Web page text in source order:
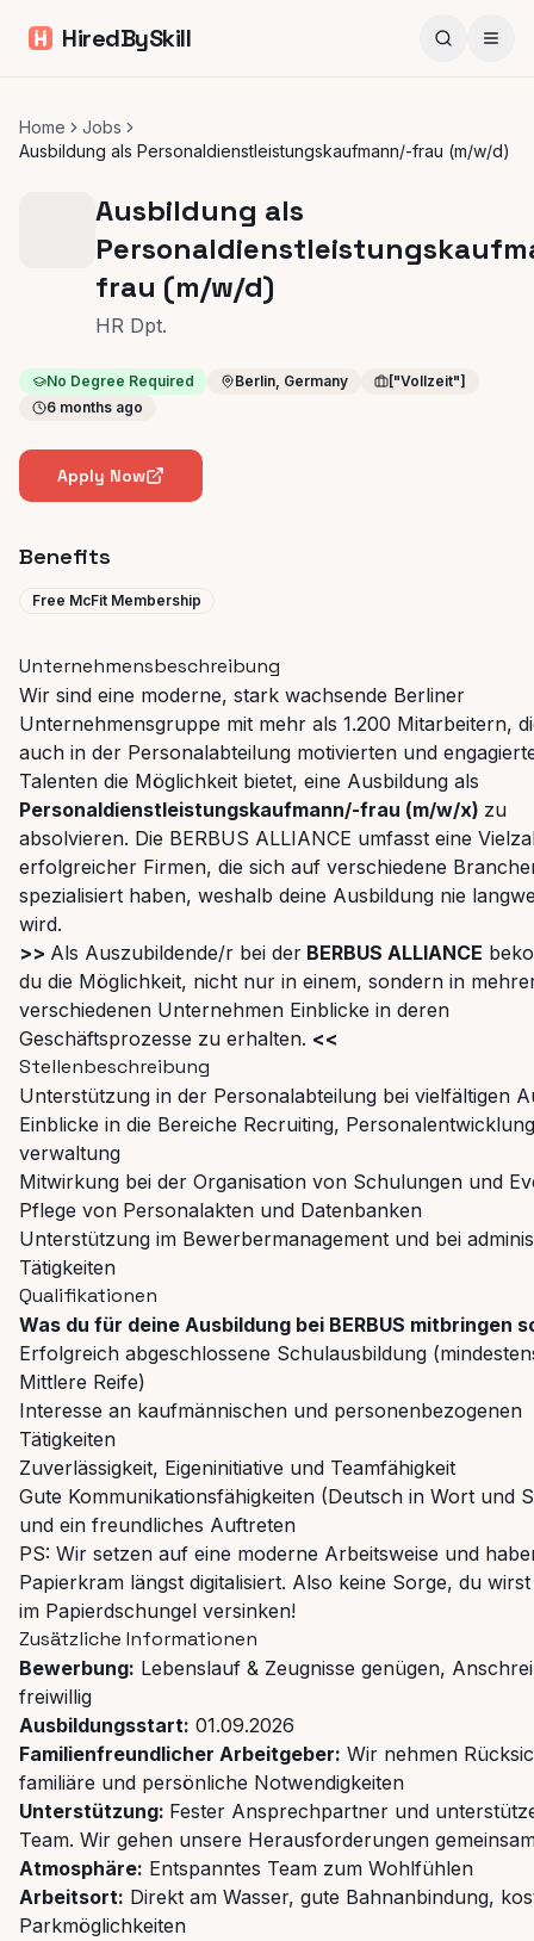
HiredBySkill
Home
Jobs
Ausbildung als Personaldienstleistungskaufmann/-frau (m/w/d)
Ausbildung als
frau (m/w/d)
HR Dpt.
No Degree Required Berlin, Germany
["Vollzeit"]
6 months ago
Apply Now
Benefits
Free McFit Membership
Unternehmensbeschreibung
Wir sind eine moderne, stark wachsende Berliner
Unternehmensgruppe mit mehr als 1.200 Mitarbeitern,
auch in der Personalabteilung motivierten und
Talenten die Möglichkeit bietet, eine Ausbildung als
Personaldienstleistungskaufmann/-frau (m/w/x) zu
absolvieren. Die BERBUS ALLIANCE umfasst eine
erfolgreicher Firmen, die sich auf verschiedene
spezialisiert haben, weshalb deine Ausbildung nie
wird.
>> Als Auszubildende/r bei der BERBUS ALLIANCE
du die Möglichkeit, nicht nur in einem, sondern in
verschiedenen Unternehmen Einblicke in deren
Geschäftsprozesse zu erhalten. <<
Stellenbeschreibung
Unterstützung in der Personalabteilung bei vielfältigen
Einblicke in die Bereiche Recruiting,
verwaltung
Mitwirkung bei der Organisation von Schulungen und
Pflege von Personalakten und Datenbanken
Unterstützung im Bewerbermanagement und bei
Tätigkeiten
Qualifikationen
Was du für deine Ausbildung bei BERBUS mitbringen
Erfolgreich abgeschlossene Schulausbildung
Mittlere Reife)
Interesse an kaufmännischen und personenbezogenen
Tätigkeiten
Zuverlässigkeit, Eigeninitiative und Teamfähigkeit
Gute Kommunikationsfähigkeiten (Deutsch in Wort und
und ein freundliches Auftreten
PS: Wir setzen auf eine moderne Arbeitsweise und
Papierkram längst digitalisiert. Also keine Sorge, du
im Papierdschungel versinken!
Zusätzliche Informationen
Bewerbung: Lebenslauf & Zeugnisse genügen,
freiwillig
Ausbildungsstart: 01.09.2026
Familienfreundlicher Arbeitgeber: Wir nehmen
familiäre und persönliche Notwendigkeiten
Unterstützung: Fester Ansprechpartner und
Team. Wir gehen unsere Herausforderungen
Atmosphäre: Entspanntes Team zum Wohlfühlen
Arbeitsort: Direkt am Wasser, gute Bahnanbindung,
Parkmöglichkeiten